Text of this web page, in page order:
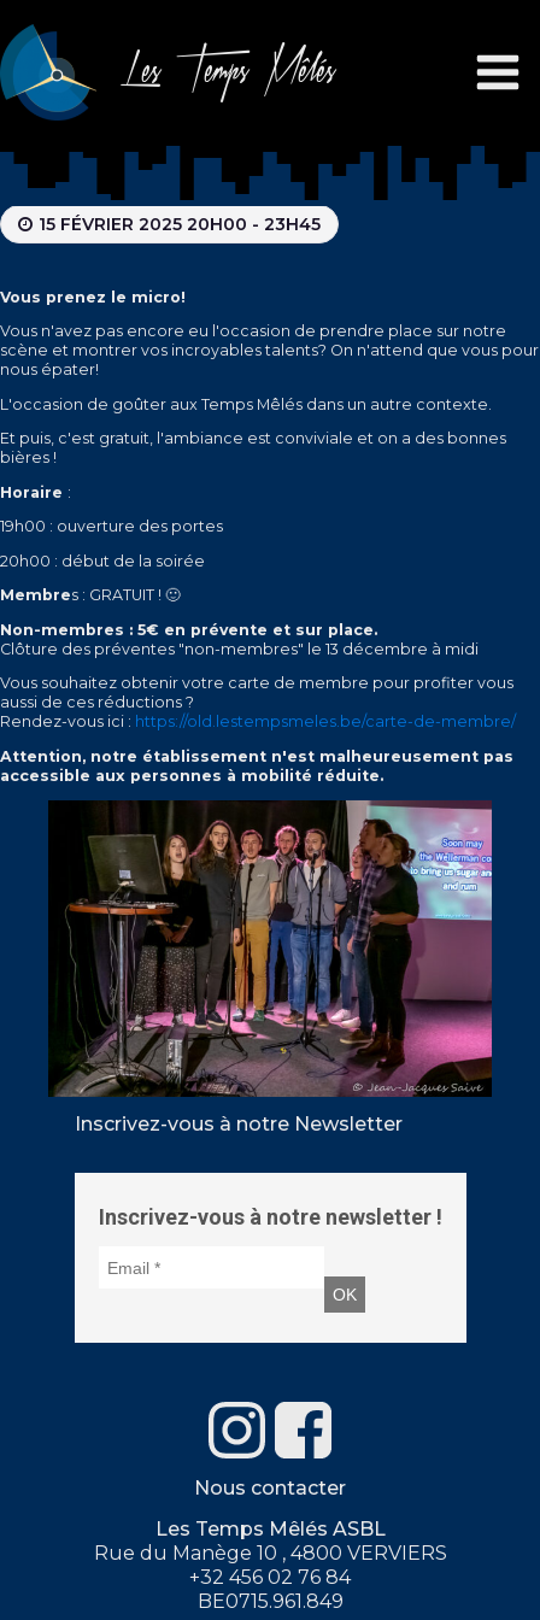
Les Temps Mêlés
15 FÉVRIER 2025 20H00 - 23H45
Vous prenez le micro!
Vous n'avez pas encore eu l'occasion de prendre place sur notre
scène et montrer vos incroyables talents? On n'attend que vous pour
nous épater!
L'occasion de goûter aux Temps Mêlés dans un autre contexte.
Et puis, c'est gratuit, l'ambiance est conviviale et on a des bonnes
bières !
Horaire :
19h00 : ouverture des portes
20h00 : début de la soirée
Membres : GRATUIT ! 🙂
Non-membres : 5€ en prévente et sur place.
Clôture des préventes "non-membres" le 13 décembre à midi
Vous souhaitez obtenir votre carte de membre pour profiter vous
aussi de ces réductions ?
Rendez-vous ici : https://old.lestempsmeles.be/carte-de-membre/
Attention, notre établissement n'est malheureusement pas
accessible aux personnes à mobilité réduite.
Inscrivez-vous à notre Newsletter
Inscrivez-vous à notre newsletter !
Nous contacter
Les Temps Mêlés ASBL
Rue du Manège 10 , 4800 VERVIERS
+32 456 02 76 84
BE0715.961.849